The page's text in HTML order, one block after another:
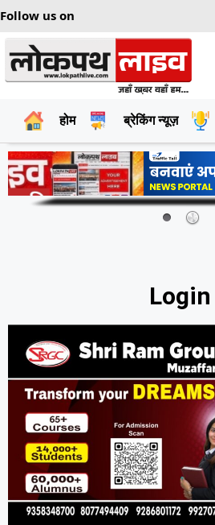
Follow us on
होम ब्रेकिंग न्यूज़
Login